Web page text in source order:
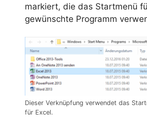
markiert, die das Startmenü
gewünschte Programm
Dieser Verknüpfung verwendet das
für Excel.